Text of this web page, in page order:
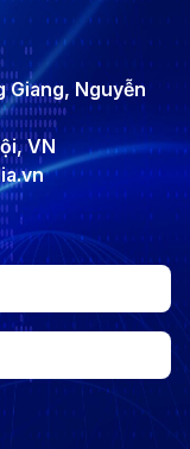
Giang, Nguyễn
VN